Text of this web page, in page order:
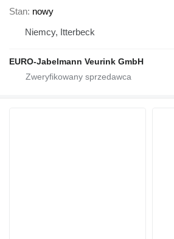
Stan nowy
Niemcy, Itterbeck
EURO-Jabelmann Veurink GmbH